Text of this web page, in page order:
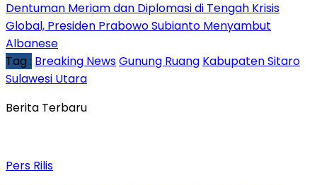
Dentuman Meriam dan Diplomasi di Tengah Krisis
Global, Presiden Prabowo Subianto Menyambut
Albanese
Tag : Breaking NewsGunung Ruang Kabupaten Sitaro
Sulawesi Utara
Berita Terbaru
Pers Rilis